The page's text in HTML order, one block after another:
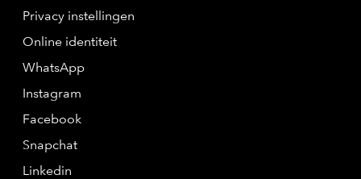
Privacy instellingen
Online identiteit
WhatsApp
Instagram
Facebook
Snapchat
Linkedin